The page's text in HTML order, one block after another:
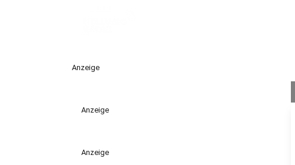
Anzeige
Anzeige
Anzeige